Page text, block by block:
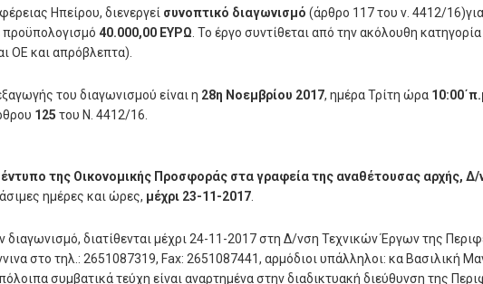
Ηπείρου, διενεργεί συνοπτικό διαγωνισμό (άρθρο 117 του ν. 4412/
προϋπολογισμό 40.000,00 ΕΥΡΩ. Το έργο συντίθεται από την ακόλουθη
ΟΕ και απρόβλεπτα).
του διαγωνισμού είναι η 28η Νοεμβρίου 2017, ημέρα Τρίτη ώρα
125 του Ν. 4412/16.
της Οικονομικής Προσφοράς στα γραφεία της αναθέτουσας αρχής, Δ/
ημέρες και ώρες, μέχρι 23-11-2017.
διατίθενται μέχρι 24-11-2017 στη Δ/νση Τεχνικών Έργων της
στο τηλ.: 2651087319, Fax: 2651087441, αρμόδιοι υπάλληλοι: κα Βασιλική
συμβατικά τεύχη είναι αναρτημένα στην διαδικτυακή διεύθυνση της